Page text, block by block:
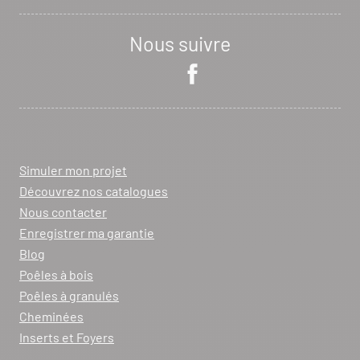
Nous suivre
Simuler mon projet
Découvrez nos catalogues
Nous contacter
Enregistrer ma garantie
Blog
Poêles à bois
Poêles à granulés
Cheminées
Inserts et Foyers